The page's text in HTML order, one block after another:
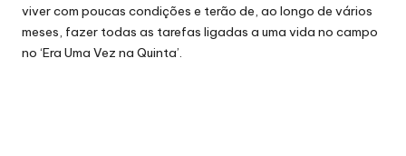
viver com poucas condições e terão de, ao longo de vários
meses, fazer todas as tarefas ligadas a uma vida no campo
no ‘Era Uma Vez na Quinta’.